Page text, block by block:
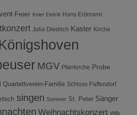
Feier freier Eintritt Hans Erdmann
Julia Diedrich Kaster Kirche
MGV Pfarrkirche Probe
Quartettverein-Familie Schloss Paffendorf
singen Sommer St. Peter Sänger
Weihnachtskonzert Willy